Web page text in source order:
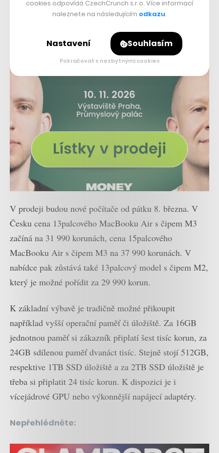
V prodeji budou nové počítače od pátku 8. března. V
Česku cena 13palcového MacBooku Air s čipem M3
začíná na 31 990 korunách, cena 15palcového
MacBooku Air s čipem M3 na 37 990 korunách. V
nabídce pak zůstává také 13palcový model s čipem M2,
který je možné pořídit za 29 990 korun.
K základní výbavě je tradičně možné přikoupit
například vyšší operační paměť či úložiště. Za 16GB
jednotnou paměť si zákazník připlatí šest tisíc korun, za
24GB sdílenou paměť dvanáct tisíc. Stejně stojí 512GB,
respektive 1TB SSD úložiště a za 2TB SSD úložiště je
třeba si připlatit 24 tisíc korun. K dispozici je i
vícejádrové GPU nebo výkonnější napájecí adaptéry.
Nepřehlédněte:
cookies odpovídá CzechCrunch s.r.o. Více informací
naleznete na následujícím odkazu.
Nastavení Souhlasím
Pokračovat s nezbytnými cookies